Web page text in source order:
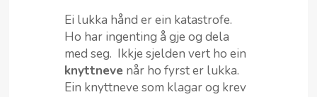
Ei lukka hånd er ein katastrofe.
Ho har ingenting å gje og dela
med seg. Ikkje sjelden vert ho ein
knyttneve når ho fyrst er lukka.
Ein knyttneve som klagar og krev